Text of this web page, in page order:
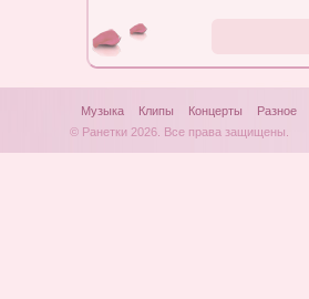
Музыка Клипы Концерты
Разное
© Ранетки 2026. Все права защищены.